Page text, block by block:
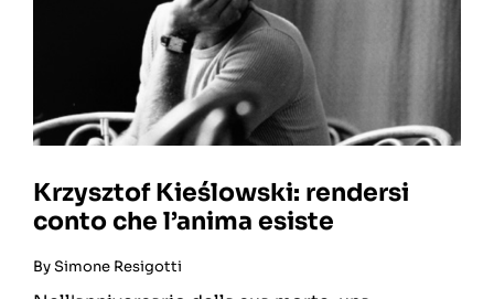
Krzysztof Kieślowski: rendersi
conto che l’anima esiste
BySimone Resigotti